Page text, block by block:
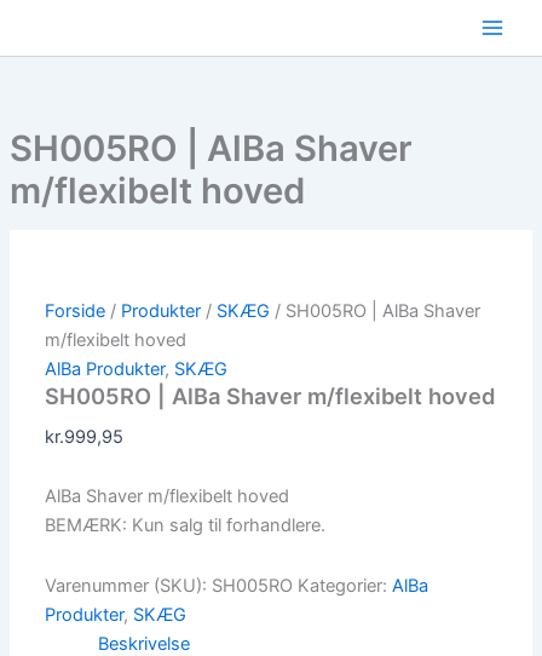
SH005RO | AlBa Shaver
m/flexibelt hoved
Forside / Produkter / SKÆG / SH005RO | AlBa Shaver
m/flexibelt hoved
AlBa Produkter, SKÆG
SH005RO | AlBa Shaver m/flexibelt hoved
kr.999,95
AlBa Shaver m/flexibelt hoved
BEMÆRK: Kun salg til forhandlere.
Varenummer (SKU): SH005RO Kategorier:AlBa
Produkter, SKÆG
Beskrivelse